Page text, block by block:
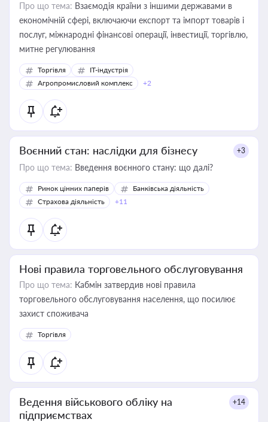
Про що тема: Взаємодія країни з іншими державами в
економічній сфері, включаючи експорт та імпорт товарів і
послуг, міжнародні фінансові операції, інвестиції, торгівлю,
митне регулювання
Торгівля
IT-індустрія
Агропромисловий комплекс
+2
Воєнний стан: наслідки для бізнесу +3
Про що тема: Введення воєнного стану: що далі?
Ринок цінних паперів
Банківська діяльність
Страхова діяльність
+11
Нові правила торговельного обслуговування
Про що тема: Кабмін затвердив нові правила
торговельного обслуговування населення, що посилює
захист споживача
Торгівля
Ведення військового обліку на
підприємствах
+14